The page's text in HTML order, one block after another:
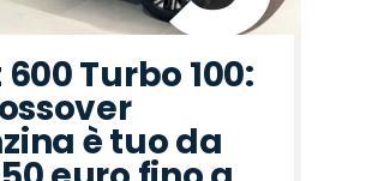
Turbo 100:
è tuo da